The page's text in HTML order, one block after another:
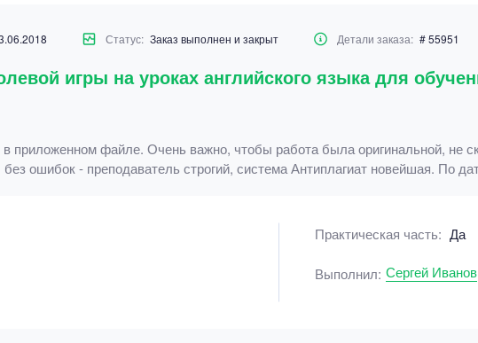
Статус: Заказ выполнен и закрыт Детали заказа: # 55951
игры на уроках английского языка для
приложенном файле. Очень важно, чтобы работа была оригинальной, не
ошибок - преподаватель строгий, система Антиплагиат новейшая. По
Практическая часть: Да
Выполнил: Сергей Иванов